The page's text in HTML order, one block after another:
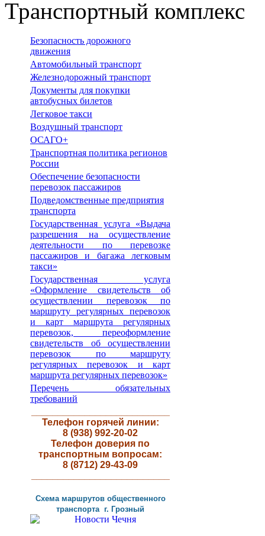
Транспортный комплекс
Безопасность дорожного
движения
Автомобильный транспорт
Железнодорожный транспорт
Документы для покупки
автобусных билетов
Легковое такси
Воздушный транспорт
ОСАГО+
Транспортная политика регионов
России
Обеспечение безопасности
перевозок пассажиров
Подведомственные предприятия
транспорта
Государственная услуга «Выдача
разрешения на осуществление
деятельности по перевозке
пассажиров и багажа легковым
такси»
Государственная услуга
«Оформление свидетельств об
осуществлении перевозок по
маршруту регулярных перевозок
и карт маршрута регулярных
перевозок, переоформление
свидетельств об осуществлении
перевозок по маршруту
регулярных перевозок и карт
маршрута регулярных перевозок»
Перечень обязательных
требований
Телефон горячей линии:
8 (938) 992-20-02
Телефон доверия по
транспортным вопросам:
8 (8712) 29-43-09
Схема маршрутов общественного
транспорта г. Грозный